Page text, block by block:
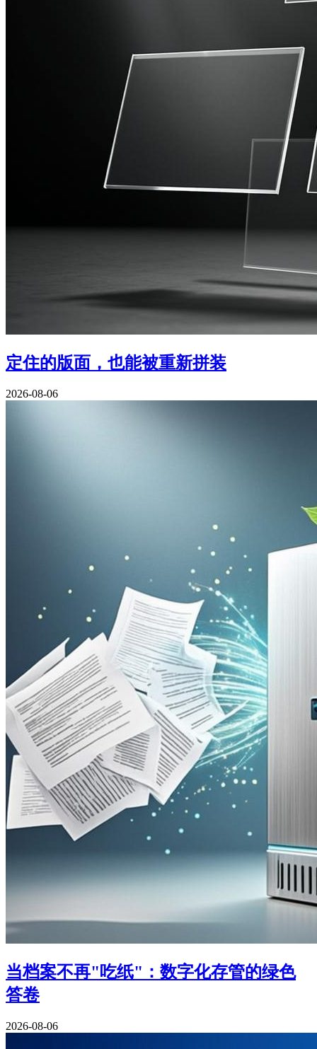
定住的版面，也能被重新拼装
2026-08-06
当档案不再"吃纸"：数字化存管的绿色
答卷
2026-08-06